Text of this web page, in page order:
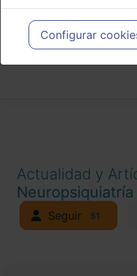
meramente informativo,
profesionales facultados
cada caso concreto, el
necesidades del paciente.
Configurar
Actualidad y
Seguir 51